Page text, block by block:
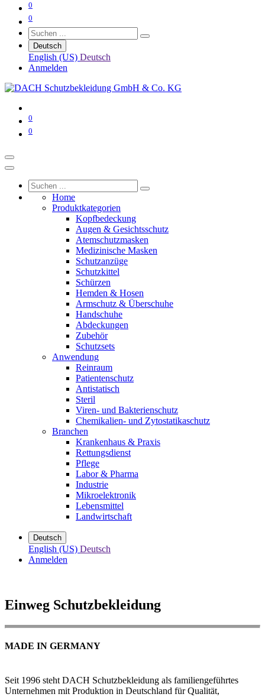
0
0
Deutsch
English (US) Deutsch
Anmelden
0
0
Home
Produktkategorien
Kopfbedeckung
Augen & Gesichtsschutz
Atemschutzmasken
Medizinische Masken
Schutzanzüge
Schutzkittel
Schürzen
Hemden & Hosen
Armschutz & Überschuhe
Handschuhe
Abdeckungen
Zubehör
Schutzsets
Anwendung
Reinraum
Patientenschutz
Antistatisch
Steril
Viren- und Bakterienschutz
Chemikalien- und Zytostatikaschutz
Branchen
Krankenhaus & Praxis
Rettungsdienst
Pflege
Labor & Pharma
Industrie
Mikroelektronik
Lebensmittel
Landwirtschaft
Deutsch
English (US) Deutsch
Anmelden
Einweg Schutzbekleidung
MADE IN GERMANY
Seit 1996 steht DACH Schutzbekleidung als familiengeführtes
Unternehmen mit Produktion in Deutschland für Qualität,